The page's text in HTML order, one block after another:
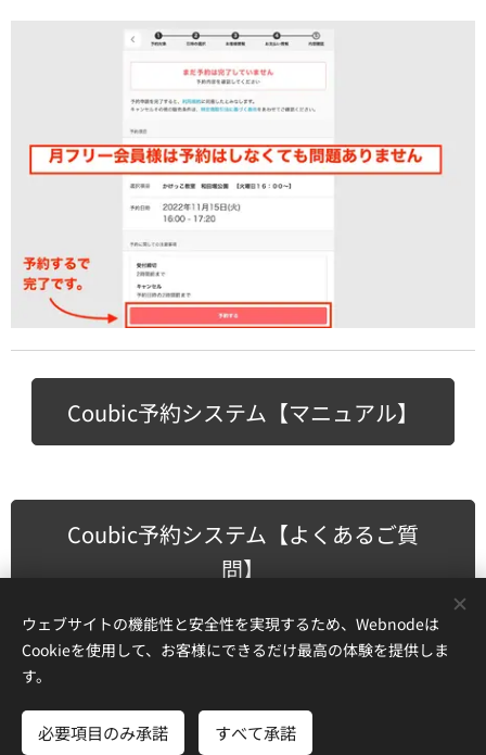
Coubic予約システム【マニュアル】
Coubic予約システム【よくあるご質
問】
KIZUNA きずな 絆 かけっこ かけっこ教室 アスリートコー
ス 陸上教室 陸上競技 パーソナルトレーニング マラソン
Powered by
Webnode
ウェブサイトの機能性と安全性を実現するため、Webnodeは
Cookieを使用して、お客様にできるだけ最高の体験を提供しま
す。
必要項目のみ承諾 すべて承諾